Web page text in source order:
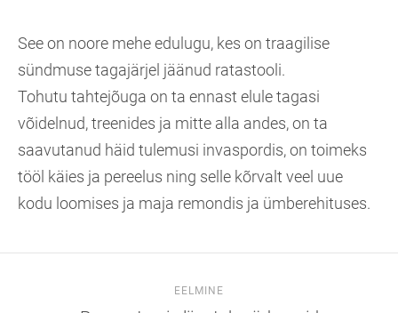
See on noore mehe edulugu, kes on traagilise
sündmuse tagajärjel jäänud ratastooli.
Tohutu tahtejõuga on ta ennast elule tagasi
võidelnud, treenides ja mitte alla andes, on ta
saavutanud häid tulemusi invaspordis, on toimeks
tööl käies ja pereelus ning selle kõrvalt veel uue
kodu loomises ja maja remondis ja ümberehituses.
EELMINE